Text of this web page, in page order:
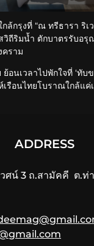
กล้กรุงที่ “ณ ทรีธารา ริเ
วิถีริมน้ำ ตักบาตรรับอ
คราม
ย้อนเวลาไปพักใจที่ ‘ทั
เรือนไทยโบราณใกล้แค่
ADDRESS
ศน์ 3 ถ.สามัคคี ต.ท่